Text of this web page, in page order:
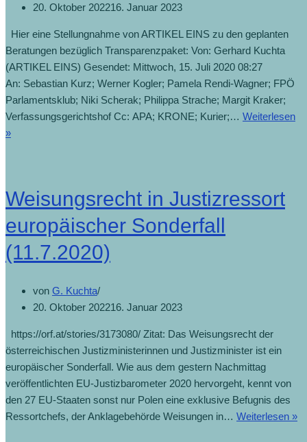
20. Oktober 202216. Januar 2023
Hier eine Stellungnahme von ARTIKEL EINS zu den geplanten
Beratungen bezüglich Transparenzpaket: Von: Gerhard Kuchta
(ARTIKEL EINS) Gesendet: Mittwoch, 15. Juli 2020 08:27
An: Sebastian Kurz; Werner Kogler; Pamela Rendi-Wagner; FPÖ
Parlamentsklub; Niki Scherak; Philippa Strache; Margit Kraker;
Verfassungsgerichtshof Cc: APA; KRONE; Kurier;… Weiterlesen
»ARTIKEL
und
(15.7.2020)
Weisungsrecht in Justizressort
europäischer Sonderfall
(11.7.2020)
von G. Kuchta
20. Oktober 202216. Januar 2023
https://orf.at/stories/3173080/ Zitat: Das Weisungsrecht der
österreichischen Justizministerinnen und Justizminister ist ein
europäischer Sonderfall. Wie aus dem gestern Nachmittag
veröffentlichten EU-Justizbarometer 2020 hervorgeht, kennt von
den 27 EU-Staaten sonst nur Polen eine exklusive Befugnis des
Ressortchefs, der Anklagebehörde Weisungen in… Weiterlesen »